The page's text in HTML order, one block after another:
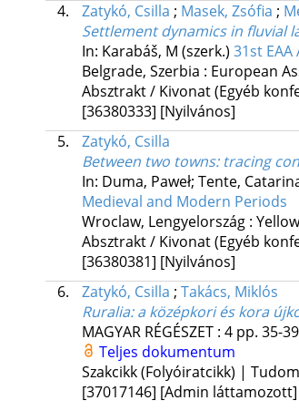
4.
Zatykó, Csilla ; Masek, Zsófia ;
Settlement dynamics in fluvial
In: Karabáš, M (szerk.) 31st
Belgrade, Szerbia : European
Absztrakt / Kivonat (Egyéb
[36380333] [Nyilvános]
5.
Zatykó, Csilla
Between two towns: tracing
In: Duma, Paweł; Tente,
Medieval and Modern Periods
Wroclaw, Lengyelország :
Absztrakt / Kivonat (Egyéb
[36380381] [Nyilvános]
6.
Zatykó, Csilla ; Takács, Miklós
Ruralia: a középkori és kora
MAGYAR RÉGÉSZET : 4 pp. 35-
Teljes dokumentum
Szakcikk (Folyóiratcikk) |
[37017146] [Admin láttamozott]